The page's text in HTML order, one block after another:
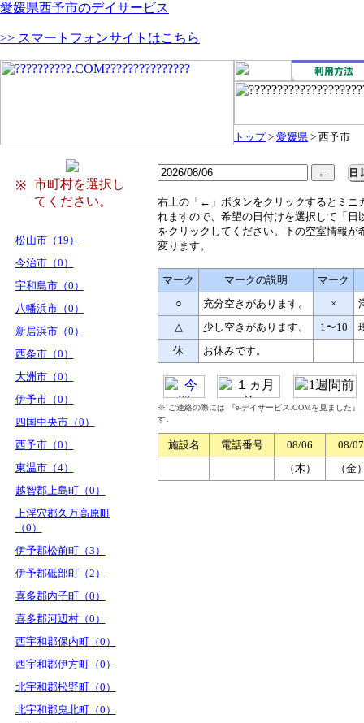
愛媛県西予市のデイサービス
>> スマートフォンサイトはこちら
トップ> 愛媛県 > 西予市
※
市町村を選択し
てください。
松山市（19）
今治市（0）
宇和島市（0）
八幡浜市（0）
新居浜市（0）
西条市（0）
大洲市（0）
伊予市（0）
四国中央市（0）
西予市（0）
東温市（4）
越智郡上島町（0）
上浮穴郡久万高原町
（0）
伊予郡松前町（3）
伊予郡砥部町（2）
喜多郡内子町（0）
喜多郡河辺村（0）
西宇和郡保内町（0）
西宇和郡伊方町（0）
北宇和郡松野町（0）
北宇和郡鬼北町（0）
右上の「←」ボタンをクリックするとミニ
れますので、希望の日付けを選択して「日
をクリックしてください。下の空室情報が
変ります。
マーク マークの説明
マーク
○
充分空きがあります。 ×
△
少し空きがあります。 1〜10
休
お休みです。
※ ご連絡の際には 『e-デイサービス.COMを見ました
す。
施設名 電話番号 08/06
08/07
（木）
（金